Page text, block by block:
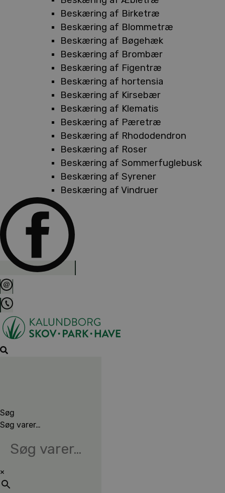
Beskæring af Birketræ
Beskæring af Blommetræ
Beskæring af Bøgehæk
Beskæring af Brombær
Beskæring af Figentræ
Beskæring af hortensia
Beskæring af Kirsebær
Beskæring af Klematis
Beskæring af Pæretræ
Beskæring af Rhododendron
Beskæring af Roser
Beskæring af Sommerfuglebusk
Beskæring af Syrener
Beskæring af Vindruer
Søg
Søg varer…
×